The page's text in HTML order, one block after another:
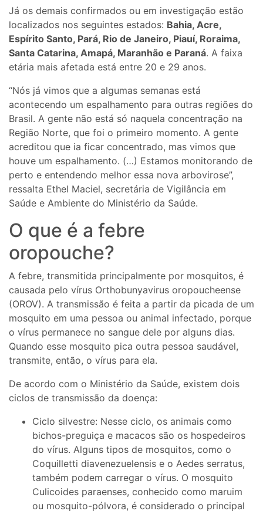
Já os demais confirmados ou em investigação estão
localizados nos seguintes estados: Bahia, Acre,
Espírito Santo, Pará, Rio de Janeiro, Piauí, Roraima,
Santa Catarina, Amapá, Maranhão e Paraná. A faixa
etária mais afetada está entre 20 e 29 anos.
“Nós já vimos que a algumas semanas está
acontecendo um espalhamento para outras regiões do
Brasil. A gente não está só naquela concentração na
Região Norte, que foi o primeiro momento. A gente
acreditou que ia ficar concentrado, mas vimos que
houve um espalhamento. (…) Estamos monitorando de
perto e entendendo melhor essa nova arbovirose”,
ressalta Ethel Maciel, secretária de Vigilância em
Saúde e Ambiente do Ministério da Saúde.
O que é a febre
oropouche?
A febre, transmitida principalmente por mosquitos, é
causada pelo vírus Orthobunyavirus oropoucheense
(OROV). A transmissão é feita a partir da picada de um
mosquito em uma pessoa ou animal infectado, porque
o vírus permanece no sangue dele por alguns dias.
Quando esse mosquito pica outra pessoa saudável,
transmite, então, o vírus para ela.
De acordo com o Ministério da Saúde, existem dois
ciclos de transmissão da doença:
Ciclo silvestre: Nesse ciclo, os animais como
bichos-preguiça e macacos são os hospedeiros
do vírus. Alguns tipos de mosquitos, como o
Coquilletti diavenezuelensis e o Aedes serratus,
também podem carregar o vírus. O mosquito
Culicoides paraenses, conhecido como maruim
ou mosquito-pólvora, é considerado o principal